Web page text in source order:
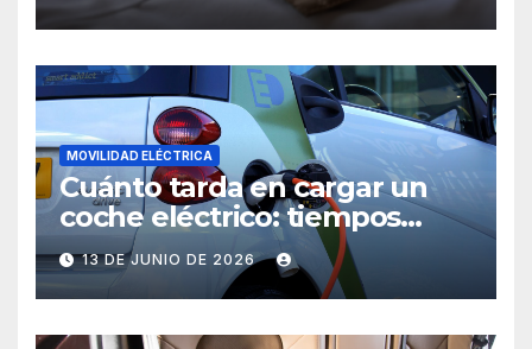
MOVILIDAD ELÉCTRICA
Cuánto tarda en cargar un
coche eléctrico: tiempos
reales
13 DE JUNIO DE 2026